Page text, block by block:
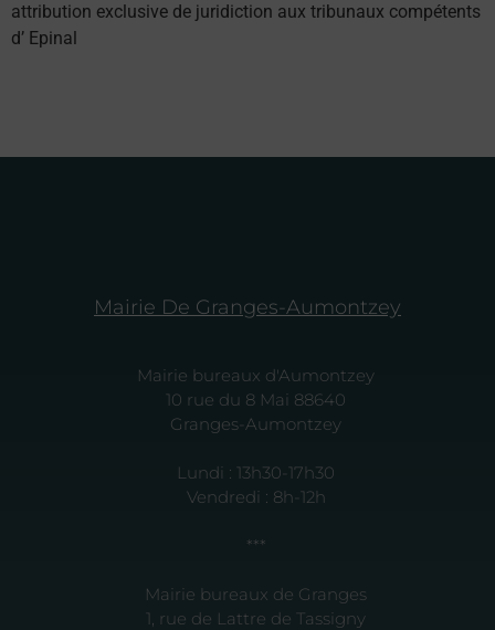
attribution exclusive de juridiction aux tribunaux compétents
d’ Epinal
Mairie De Granges-Aumontzey
Mairie bureaux d'Aumontzey
10 rue du 8 Mai 88640
Granges-Aumontzey
Lundi : 13h30-17h30
Vendredi : 8h-12h
***
Mairie bureaux de Granges
1, rue de Lattre de Tassigny